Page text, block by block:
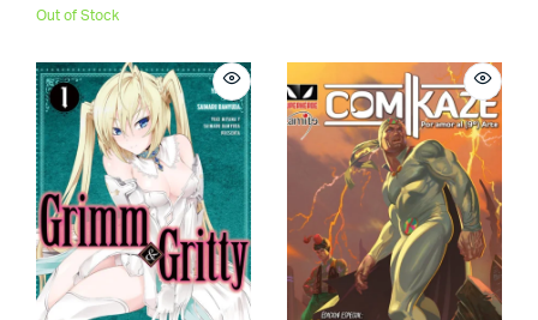
Out of Stock